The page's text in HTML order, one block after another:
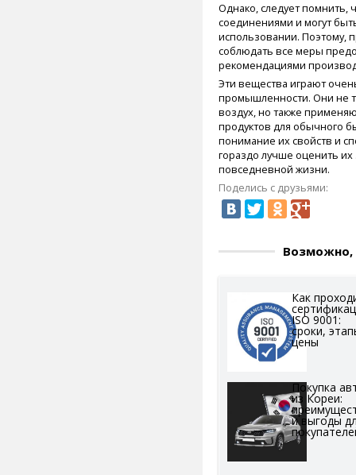
Однако, следует помнить,
соединениями и могут
использовании. Поэтому,
соблюдать все меры
рекомендациями
Эти вещества играют
промышленности. Они не
воздух, но также
продуктов для обычного
понимание их свойств и
гораздо лучше оценить
повседневной жизни.
Поделись с друзьями:
Возможно,
Как
ISO 9001:
сроки,
цены
Покупка
из Кореи:
и выгоды